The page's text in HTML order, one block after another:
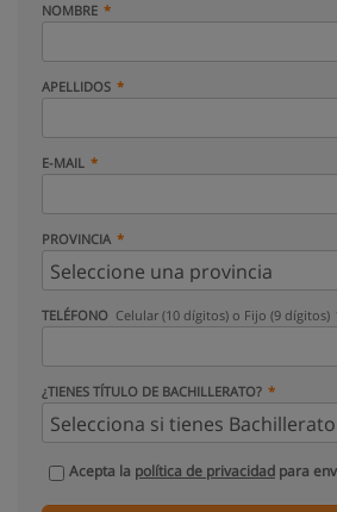
NOMBRE
APELLIDOS
E-MAIL
PROVINCIA
TELÉFONO Celular (10 dígitos) o Fijo (9 dígitos)
¿TIENES TÍTULO DE BACHILLERATO?
Acepta la política de privacidad para